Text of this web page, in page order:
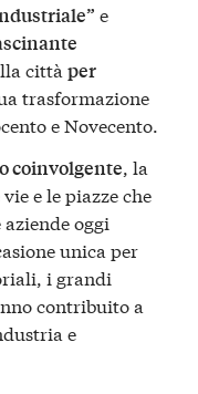
e
città per
trasformazione
e Novecento.
coinvolgente, la
e le piazze che
oggi
unica per
i grandi
contribuito a
e